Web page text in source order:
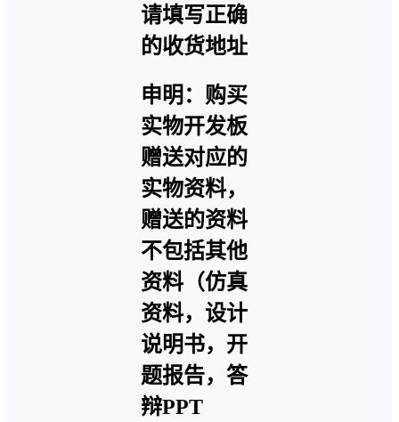
请填写正确
的收货地址
申明：购买
实物开发板
赠送对应的
实物资料，
赠送的资料
不包括其他
资料（仿真
资料，设计
说明书，开
题报告，答
辩PPT